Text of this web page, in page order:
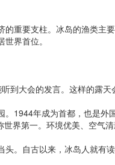
重要支柱。冰岛的渔类主
界首位。
到大会的发言。这样的露天
1944年成为首都，也是外
界第一。环境优美、空气
。自古以来，冰岛人就有